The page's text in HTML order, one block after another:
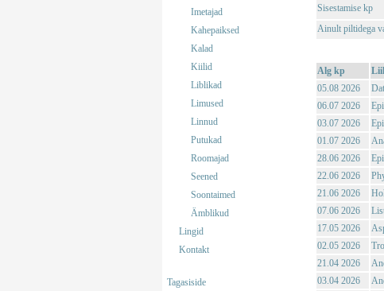
Imetajad
Kahepaiksed
Kalad
Kiilid
Liblikad
Limused
Linnud
Putukad
Roomajad
Seened
Soontaimed
Ämblikud
Lingid
Kontakt
Tagasiside
Sisestamise kp
Ainult piltidega
Alg kp
05.08 2026
06.07 2026
03.07 2026
01.07 2026
28.06 2026
22.06 2026
21.06 2026
07.06 2026
17.05 2026
02.05 2026
21.04 2026
03.04 2026